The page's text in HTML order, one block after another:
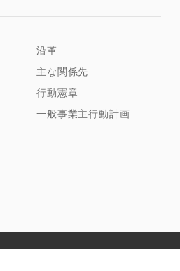
沿革
主な関係先
行動憲章
一般事業主行動計画